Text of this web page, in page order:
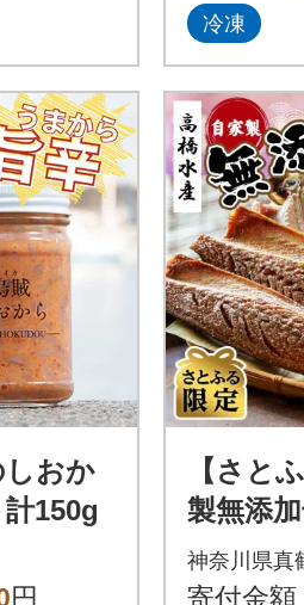
冷凍
しおか
150g
円
【さと
製無添
かせ、
神奈川県真
寄付金額